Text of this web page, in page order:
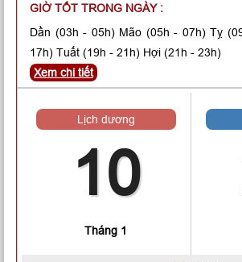
GIỜ TỐT TRONG NGÀY :
Dần (03h - 05h) Mão (05h - 07h) Tỵ
17h) Tuất (19h - 21h) Hợi (21h - 23h)
Xem chi tiết
Lịch dương
10
Tháng 1